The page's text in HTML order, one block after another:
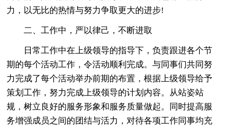
力，以无比的热情与努力争取更大的进步!
二、工作中，严以律己，不断进取
日常工作中在上级领导的指导下，负责跟进各个节
期的每个活动工作，令活动顺利完成。与同事们共同努
力完成了每个活动举办前期的布置，根据上级领导给予
策划工作，努力完成上级领导的计划内容。从站姿站
规，树立良好的服务形象和服务质量做起。同时提高服
务增强成员之间的团结与活力，对待各项工作同事均充